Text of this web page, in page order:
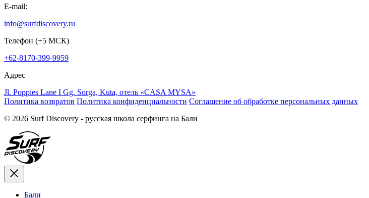
E-mail:
info@surfdiscovery.ru
Телефон (+5 МСК)
+62-8170-399-9959
Адрес
Jl. Poppies Lane I Gg. Sorga, Kuta, отель «CASA MYSA»
Политика возвратов Политика конфиденциальности Соглашение об обработке персональных данных
© 2026 Surf Discovery - русская школа серфинга на Бали
Бали